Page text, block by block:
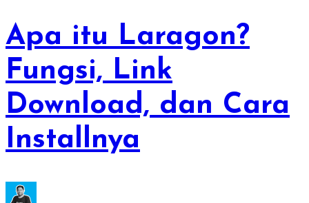
Apa itu Laragon?
Fungsi, Link
Download, dan Cara
Installnya